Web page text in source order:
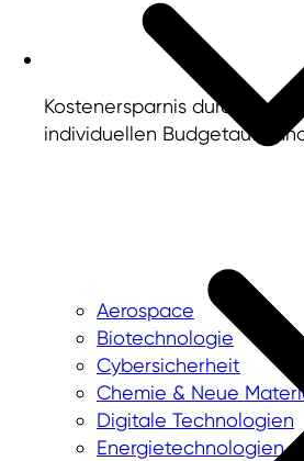
Aerospace
Biotechnologie
Cybersicherheit
Chemie & Neue
Digitale Technologien
Energietechnologien
Kostenersparnis durch
individuellen